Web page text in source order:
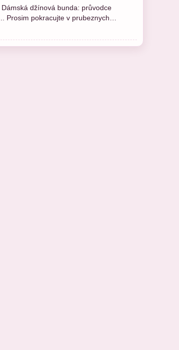
džínová bunda: průvodce
Prosim pokracujte v prubeznych